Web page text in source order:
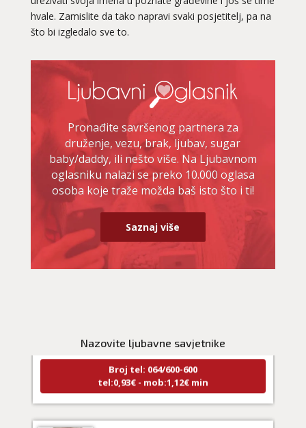
hvale. Zamislite da tako napravi svaki posjetitelj, pa na
što bi izgledalo sve to.
Pronađite savršenog partnera za
druženje, vezu, brak, ljubav, sugar
baby/daddy, ili nešto više. Na Ljubavnom
oglasniku nalazi se preko 10.000 oglasa
osoba koje traže možda baš isto što i ti!
Saznaj više
Nazovite ljubavne savjetnike
Broj tel: 064/600-600
tel:0,93€ - mob:1,12€ min